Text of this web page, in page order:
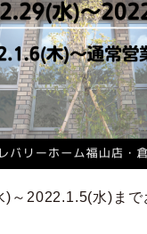
)～2022.1.5(水)まで